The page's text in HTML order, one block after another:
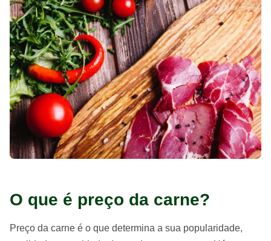
O que é preço da carne?
Preço da carne é o que determina a sua popularidade,